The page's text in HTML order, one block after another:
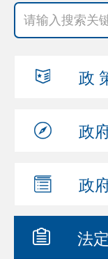
政
政
政
法